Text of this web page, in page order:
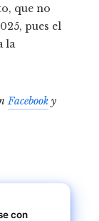
que no
pues el
la
Facebook y
con